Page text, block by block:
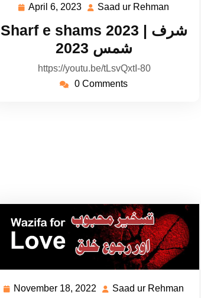
April 6, 2023 April
2023
Saad ur Rehman
Rehman
Sharf e shams 2023 | شرف
شمس 2023
https://youtu.be/tLsvQxtI-80
0 Comments
November 18, 2022 November
Saad ur Rehman